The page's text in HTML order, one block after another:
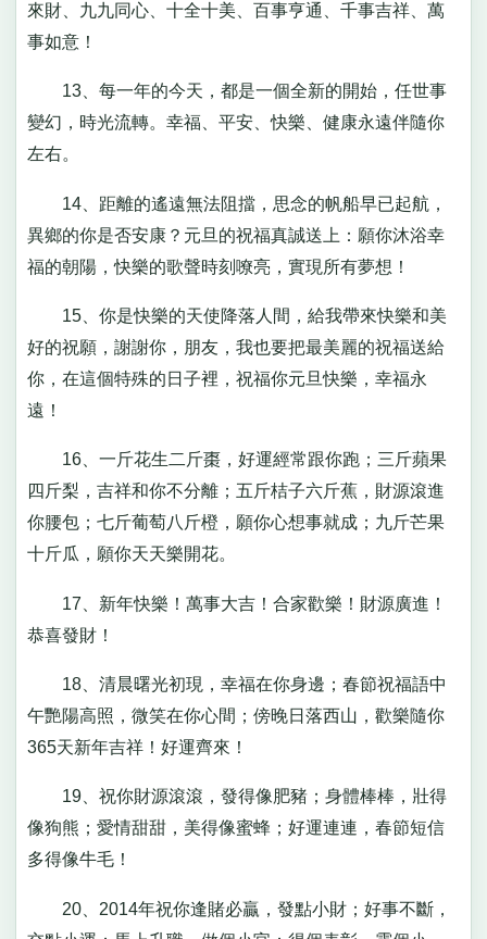
來財、九九同心、十全十美、百事亨通、千事吉祥、萬
事如意！
13、每一年的今天，都是一個全新的開始，任世事
變幻，時光流轉。幸福、平安、快樂、健康永遠伴隨你
左右。
14、距離的遙遠無法阻擋，思念的帆船早已起航，
異鄉的你是否安康？元旦的祝福真誠送上：願你沐浴幸
福的朝陽，快樂的歌聲時刻嘹亮，實現所有夢想！
15、你是快樂的天使降落人間，給我帶來快樂和美
好的祝願，謝謝你，朋友，我也要把最美麗的祝福送給
你，在這個特殊的日子裡，祝福你元旦快樂，幸福永
遠！
16、一斤花生二斤棗，好運經常跟你跑；三斤蘋果
四斤梨，吉祥和你不分離；五斤桔子六斤蕉，財源滾進
你腰包；七斤葡萄八斤橙，願你心想事就成；九斤芒果
十斤瓜，願你天天樂開花。
17、新年快樂！萬事大吉！合家歡樂！財源廣進！
恭喜發財！
18、清晨曙光初現，幸福在你身邊；春節祝福語中
午艷陽高照，微笑在你心間；傍晚日落西山，歡樂隨你
365天新年吉祥！好運齊來！
19、祝你財源滾滾，發得像肥豬；身體棒棒，壯得
像狗熊；愛情甜甜，美得像蜜蜂；好運連連，春節短信
多得像牛毛！
20、2014年祝你逢賭必贏，發點小財；好事不斷，